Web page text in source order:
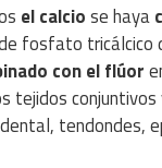
el calciose haya
fosfato tricálcico
con el flúor
tejidos
tendondes,